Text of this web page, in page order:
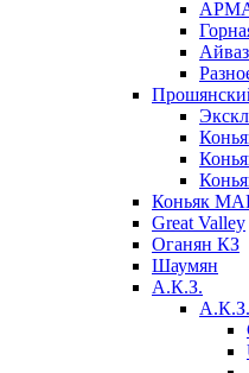
АРМА
Коньяк
Great Valley
Оганян КЗ
Шаумян
А.К.З.